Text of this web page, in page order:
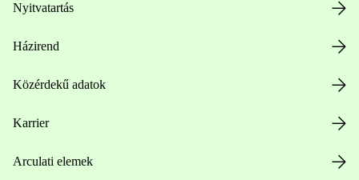
Nyitvatartás
Házirend
Közérdekű adatok
Karrier
Arculati elemek